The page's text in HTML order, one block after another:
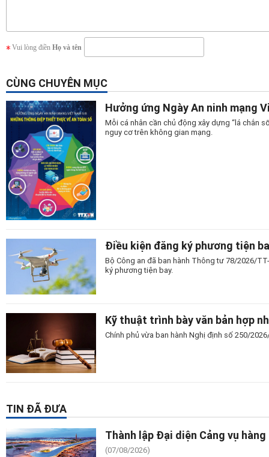
Vui lòng điền Họ và tên
CÙNG CHUYÊN MỤC
Hưởng ứng Ngày An ninh mạng
Mỗi cá nhân cần chủ động xây dựng “lá chắn
nguy cơ trên không gian mạng.
Điều kiện đăng ký phương tiện
Bộ Công an đã ban hành Thông tư 78/2026/
ký phương tiện bay.
Kỹ thuật trình bày văn bản hợp
Chính phủ vừa ban hành Nghị định số 250/
TIN ĐÃ ĐƯA
Thành lập Đại diện Cảng vụ
(07/08/2026)